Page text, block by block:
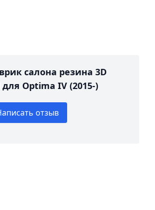
салона резина 3D
для Optima IV (2015-)
отзыв